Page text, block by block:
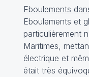
Eboulements
Eboulements et
particulièrement
Maritimes,
électrique et
était très